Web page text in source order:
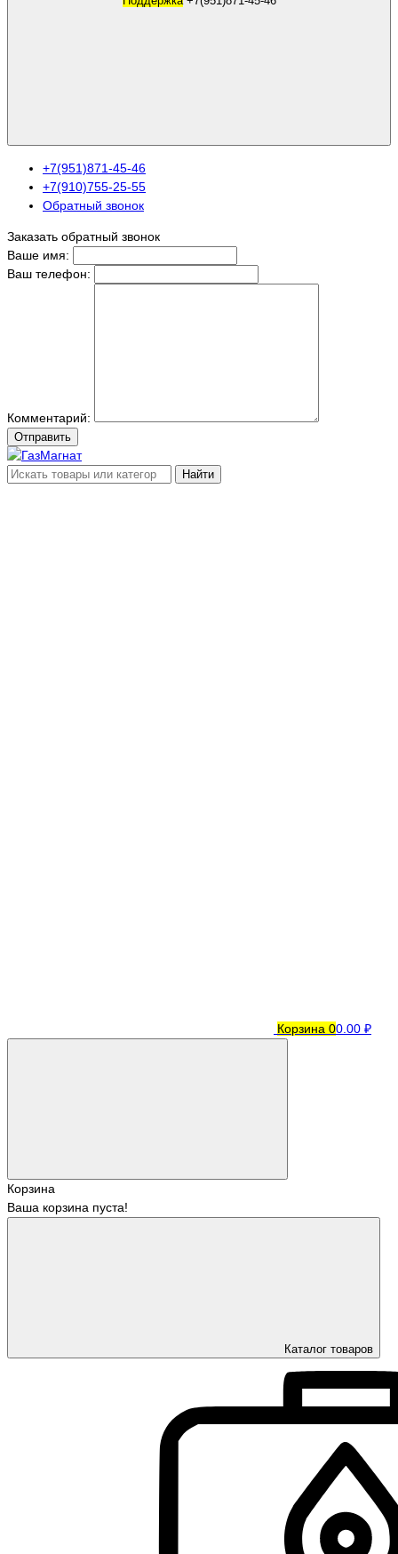
+7(951)871-45-46
+7(910)755-25-55
Обратный звонок
Заказать обратный звонок
Ваше имя:
Ваш телефон:
Комментарий:
Отправить
Найти
Корзина 00.00 ₽
Корзина
Ваша корзина пуста!
Каталог товаров